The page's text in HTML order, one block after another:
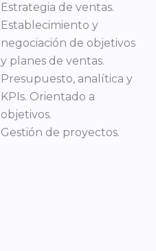
Estrategia de ventas.
Establecimiento y
negociación de objetivos
y planes de ventas.
Presupuesto, analítica y
KPIs. Orientado a
objetivos.
Gestión de proyectos.